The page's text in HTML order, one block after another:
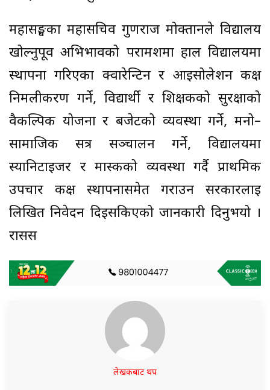
महासङ्घका महासचिव गुणराज मोक्तानले विद्यालय
खोल्नुपूर्व अभिभावको परामर्शमा हाल विद्यालयमा
स्थापना गरिएका क्वारेन्टिन र आइसोलेशन कक्ष
निर्मलीकरण गर्ने, विद्यार्थी र शिक्षकको सुरक्षाको
वैकल्पिक योजना र बजेटको व्यवस्था गर्ने, मनो–
सामाजिक सत्र सञ्चालन गर्ने, विद्यालयमा
स्यानिटाइजर र मास्कको व्यवस्था गर्दै प्राथमिक
उपचार कक्ष स्थापनासमेत गराउन सरकारलाई
लिखित निवेदन दिइसकिएको जानकारी दिनुभयो ।
रासस
लेखकबाट थप